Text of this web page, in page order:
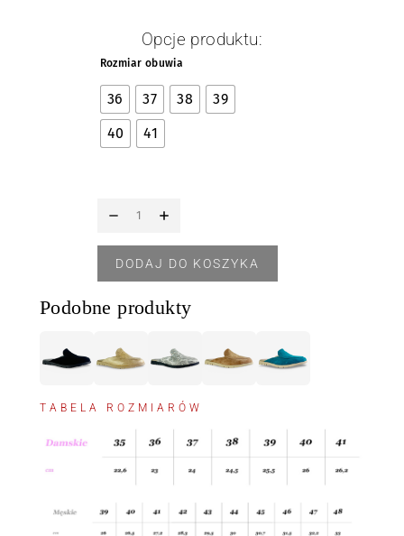
Opcje produktu:
Rozmiar obuwia
36 37 38
39
40
41
DODAJ DO KOSZYKA
Podobne produkty
TABELA ROZMIARÓW